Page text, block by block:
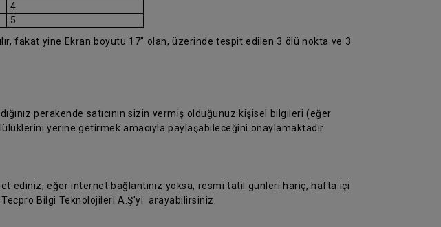
4
5
fakat yine Ekran boyutu 17” olan, üzerinde tespit edilen 3 ölü nokta ve 3
perakende satıcının sizin vermiş olduğunuz kişisel bilgileri (eğer
yerine getirmek amacıyla paylaşabileceğini onaylamaktadır.
ediniz; eğer internet bağlantınız yoksa, resmi tatil günleri hariç, hafta içi
Bilgi Teknolojileri A.Ş'yi arayabilirsiniz.